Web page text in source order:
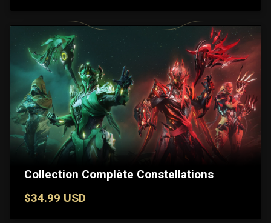
Collection Complète Constellations
$34.99 USD